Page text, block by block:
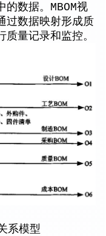
数据。MBOM视
过数据映射形成质
质量记录和监控。
系模型